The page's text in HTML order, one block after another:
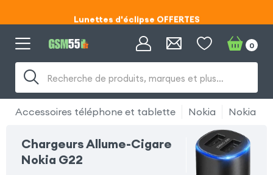
Code ECLIPSE55
Code ECLIPSE55
Recherche de produits, marques et plus…
0
Accessoires téléphone et tablette Nokia Nokia
Chargeurs Allume-Cigare
Nokia G22